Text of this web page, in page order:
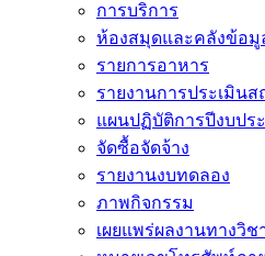
การบริการ
ห้องสมุดและคลังข้อมู
รายการอาหาร
รายงานการประเมิน
แผนปฏิบัติการปีงบปร
จัดซื้อจัดจ้าง
รายงานงบทดลอง
ภาพกิจกรรม
เผยแพร่ผลงานทางวิช